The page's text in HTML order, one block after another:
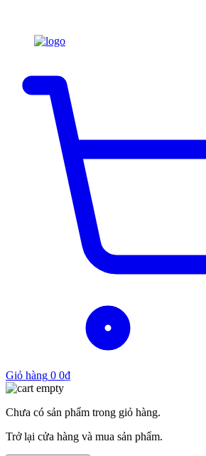
Giỏ hàng 0 0₫
Chưa có sản phẩm trong giỏ hàng.
Trở lại cửa hàng và mua sản phẩm.